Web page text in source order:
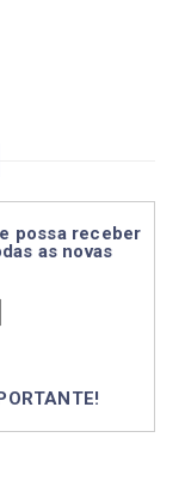
possa receber
as novas